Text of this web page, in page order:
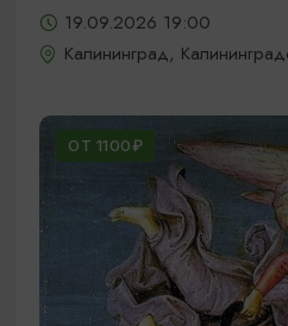
19.09.2026 19:00
Калининград,
ОТ 1100₽